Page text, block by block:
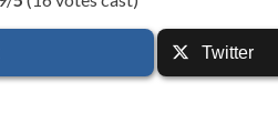
Twitter